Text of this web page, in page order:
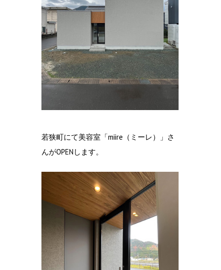
若狭町にて美容室「miire（ミーレ）」さ
んがOPENします。